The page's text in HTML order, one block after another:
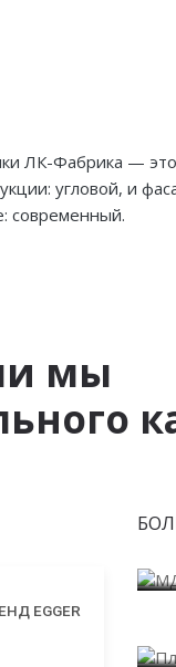
ЛК-Фабрика —
угловой, и
современный.
мы